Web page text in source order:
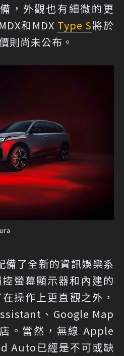
，外觀也有細微的更
和MDX Type S將於
則尚未公布。
備了全新的資訊娛樂系
螢幕顯示器和內建的
操作上更直觀之外，
、Google Map
。當然，無線 Apple
Auto已經是不可或缺